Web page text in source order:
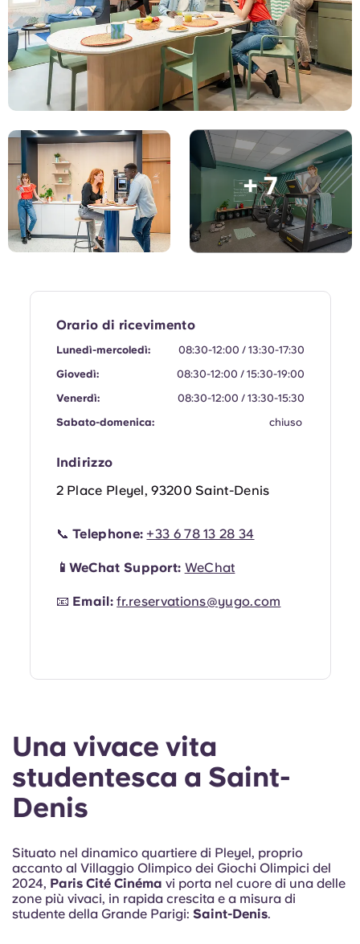
English (GB)
English (US)
Chinese
Español
Català
Deutsch
French
Portuguese
Seleziona un paese
Seleziona una città
Seleziona una residenza
Prenota ora
+ 7
Una vivace vita
studentesca a Saint-
Denis
Situato nel dinamico quartiere di Pleyel, proprio
accanto al Villaggio Olimpico dei Giochi Olimpici del
2024, Paris Cité Cinéma vi porta nel cuore di una delle
zone più vivaci, in rapida crescita e a misura di
studente della Grande Parigi: Saint-Denis.
Orario di ricevimento
Lunedì-mercoledì:
08:30-12:00 / 13:30-17:30
Giovedì:
08:30-12:00 / 15:30-19:00
Venerdì:
08:30-12:00 / 13:30-15:30
Sabato-domenica:
chiuso
Indirizzo
2 Place Pleyel, 93200 Saint-Denis
📞Telephone: +33 6 78 13 28 34
📱WeChat Support: WeChat
📧 Email:fr.reservations@yugo.com